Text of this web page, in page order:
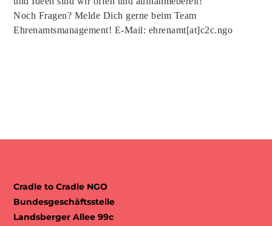
Noch Fragen? Melde Dich gerne beim Team
Ehrenamtsmanagement! E-Mail: ehrenamt[at]c2c.ngo
Cradle to Cradle NGO
Bundesgeschäftsstelle
Landsberger Allee 99c